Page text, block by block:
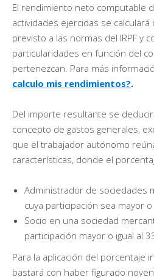
El rendimiento neto computable
actividades ejercidas se
previsto a las normas del IRPF y
particularidades en función del
pertenezcan. Para más
calculo mis rendimientos?.
Del importe resultante se
concepto de gastos generales,
que el trabajador autónomo
características, donde el
Administrador de sociedades
cuya participación sea mayor
Socio en una sociedad
participación mayor o igual al
Para la aplicación del porcentaje
bastará con haber figurado